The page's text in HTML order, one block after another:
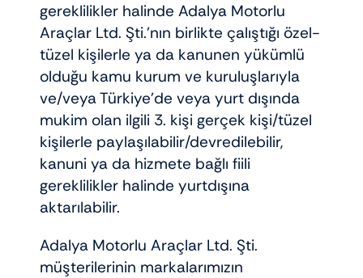
gereklilikler halinde Adalya Motorlu
Araçlar Ltd. Şti.’nın birlikte çalıştığı özel-
tüzel kişilerle ya da kanunen yükümlü
olduğu kamu kurum ve kuruluşlarıyla
ve/veya Türkiye’de veya yurt dışında
mukim olan ilgili 3. kişi gerçek kişi/tüzel
kişilerle paylaşılabilir/devredilebilir,
kanuni ya da hizmete bağlı fiili
gereklilikler halinde yurtdışına
aktarılabilir.
Adalya Motorlu Araçlar Ltd. Şti.
müşterilerinin markalarımızın